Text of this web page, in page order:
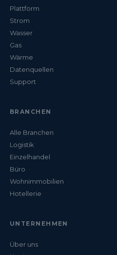
Plattform
Strom
Wasser
Gas
Wärme
Datenquellen
Support
BRANCHEN
Alle Branchen
Logistik
Einzelhandel
Büro
Wohnimmobilien
Hotellerie
UNTERNEHMEN
Über uns